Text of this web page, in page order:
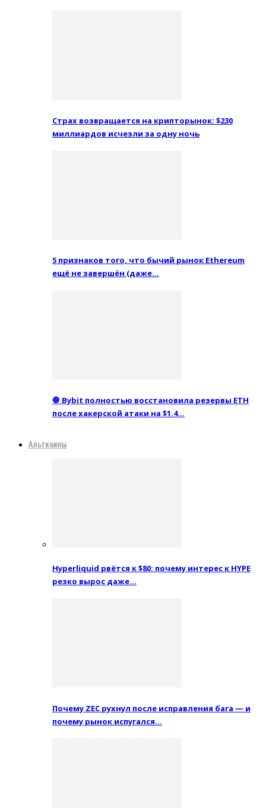
Страх возвращается на крипторынок: $230
миллиардов исчезли за одну ночь
5 признаков того, что бычий рынок Ethereum
ещё не завершён (даже…
🛑 Bybit полностью восстановила резервы ETH
после хакерской атаки на $1.4…
Альткоины
Hyperliquid рвётся к $80: почему интерес к HYPE
резко вырос даже…
Почему ZEC рухнул после исправления бага — и
почему рынок испугался…